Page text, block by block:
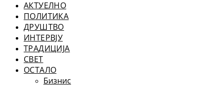
АКТУЕЛНО
ПОЛИТИКА
ДРУШТВО
ИНТЕРВЈУ
ТРАДИЦИЈА
СВЕТ
ОСТАЛО
Бизнис